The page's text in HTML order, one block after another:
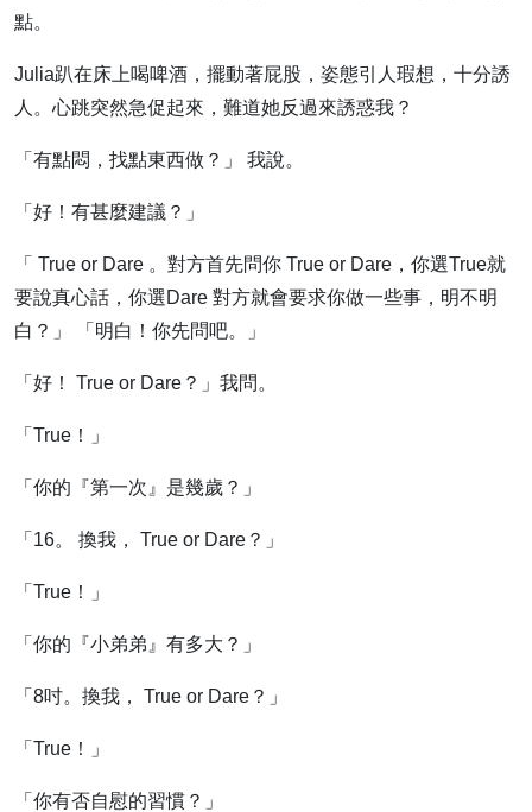
點。
Julia趴在床上喝啤酒，擺動著屁股，姿態引人瑕想，十分誘
人。心跳突然急促起來，難道她反過來誘惑我？
「有點悶，找點東西做？」 我說。
「好！有甚麼建議？」
「 True or Dare 。對方首先問你 True or Dare，你選True就
要說真心話，你選Dare 對方就會要求你做一些事，明不明
白？」 「明白！你先問吧。」
「好！ True or Dare？」我問。
「True！」
「你的『第一次』是幾歲？」
「16。 換我， True or Dare？」
「True！」
「你的『小弟弟』有多大？」
「8吋。換我， True or Dare？」
「True！」
「你有否自慰的習慣？」